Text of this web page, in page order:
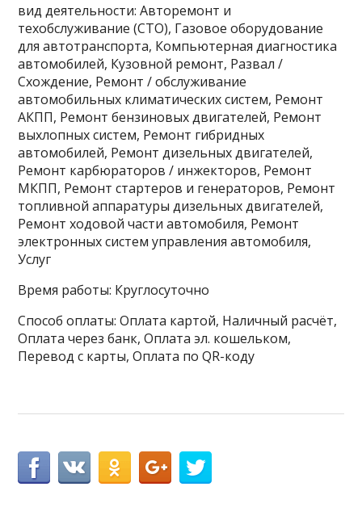
вид деятельности: Авторемонт и
техобслуживание (СТО), Газовое оборудование
для автотранспорта, Компьютерная диагностика
автомобилей, Кузовной ремонт, Развал /
Схождение, Ремонт / обслуживание
автомобильных климатических систем, Ремонт
АКПП, Ремонт бензиновых двигателей, Ремонт
выхлопных систем, Ремонт гибридных
автомобилей, Ремонт дизельных двигателей,
Ремонт карбюраторов / инжекторов, Ремонт
МКПП, Ремонт стартеров и генераторов, Ремонт
топливной аппаратуры дизельных двигателей,
Ремонт ходовой части автомобиля, Ремонт
электронных систем управления автомобиля,
Услуг
Время работы: Круглосуточно
Способ оплаты: Оплата картой, Наличный расчёт,
Оплата через банк, Оплата эл. кошельком,
Перевод с карты, Оплата по QR-коду